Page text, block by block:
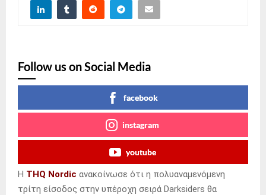
Follow us on Social Media
facebook
instagram
youtube
Η THQ Nordic ανακοίνωσε ότι η πολυαναμενόμενη
τρίτη είσοδος στην υπέροχη σειρά Darksiders θα